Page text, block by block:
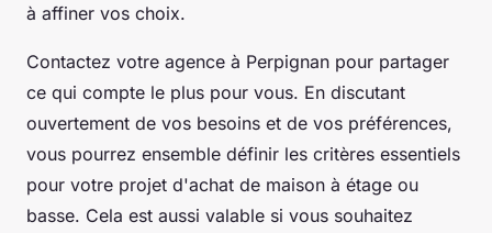
à affiner vos choix.
Contactez votre agence à Perpignan pour partager
ce qui compte le plus pour vous. En discutant
ouvertement de vos besoins et de vos préférences,
vous pourrez ensemble définir les critères essentiels
pour votre projet d'achat de maison à étage ou
basse. Cela est aussi valable si vous souhaitez